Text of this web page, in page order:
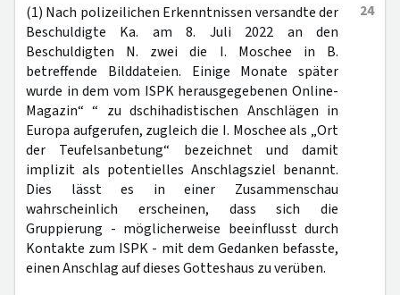
24
(1) Nach polizeilichen Erkenntnissen versandte der
Beschuldigte Ka. am 8. Juli 2022 an den
Beschuldigten N. zwei die I. Moschee in B.
betreffende Bilddateien. Einige Monate später
wurde in dem vom ISPK herausgegebenen Online-
Magazin“ “ zu dschihadistischen Anschlägen in
Europa aufgerufen, zugleich die I. Moschee als „Ort
der Teufelsanbetung“ bezeichnet und damit
implizit als potentielles Anschlagsziel benannt.
Dies lässt es in einer Zusammenschau
wahrscheinlich erscheinen, dass sich die
Gruppierung - möglicherweise beeinflusst durch
Kontakte zum ISPK - mit dem Gedanken befasste,
einen Anschlag auf dieses Gotteshaus zu verüben.